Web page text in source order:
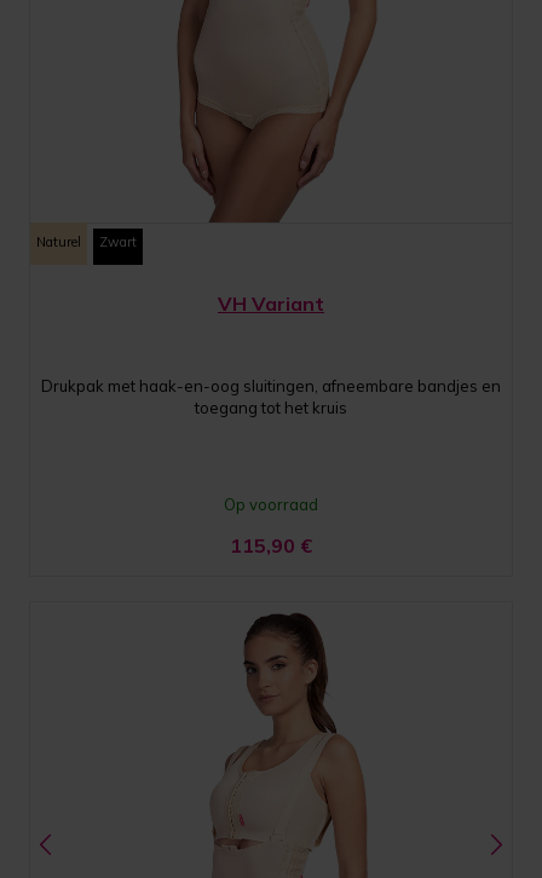
Naturel Zwart
VH Variant
Drukpak met haak-en-oog sluitingen, afneembare bandjes en
toegang tot het kruis
Op voorraad
115,90 €